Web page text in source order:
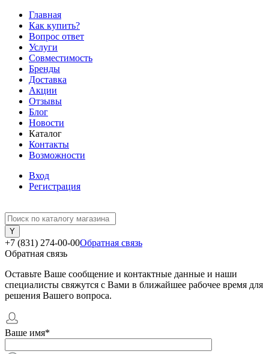
Главная
Как купить?
Вопрос ответ
Услуги
Совместимость
Бренды
Доставка
Акции
Отзывы
Блог
Новости
Каталог
Контакты
Возможности
Вход
Регистрация
+7 (831) 274-00-00Обратная связь
Обратная связь
Оставьте Ваше сообщение и контактные данные и наши
специалисты свяжутся с Вами в ближайшее рабочее время для
решения Вашего вопроса.
Ваше имя*